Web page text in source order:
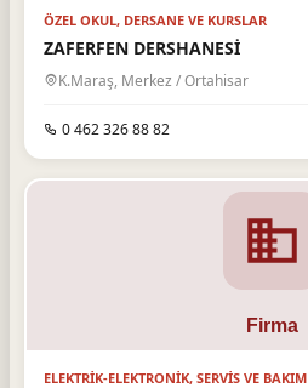
ÖZEL OKUL, DERSANE VE KURSLAR
ZAFERFEN DERSHANESİ
K.Maraş, Merkez / Ortahisar
0 462 326 88 82
ELEKTRIK-ELEKTRONIK, SERVIS VE BAKIM